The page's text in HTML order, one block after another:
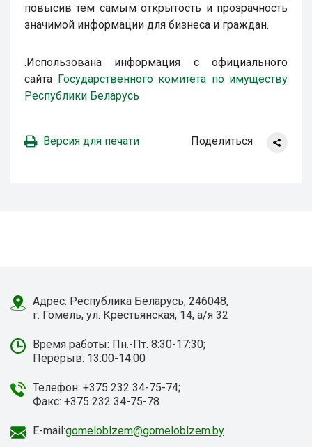
повысив тем самым открытость и прозрачность
значимой информации для бизнеса и граждан.
.Использована информация с официального
сайта Государственного комитета по имуществу
Республики Беларусь
Версия для печати Поделиться
Адрес: Республика Беларусь, 246048,
г. Гомель, ул. Крестьянская, 14, а/я 32
Время работы: Пн.-Пт. 8:30-17:30;
Перерыв: 13:00-14:00
Телефон: +375 232 34-75-74;
Факс: +375 232 34-75-78
E-mail:gomeloblzem@gomeloblzem.by